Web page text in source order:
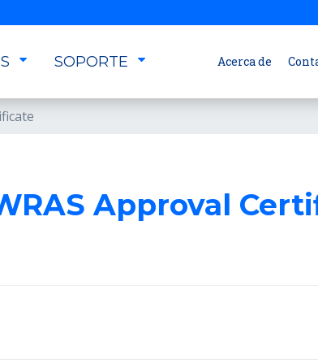
SOPORTE Acerca de
Approval